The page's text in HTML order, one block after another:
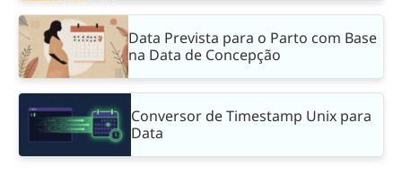
Data Prevista para o Parto com Base
na Data de Concepção
Conversor de Timestamp Unix para
Data